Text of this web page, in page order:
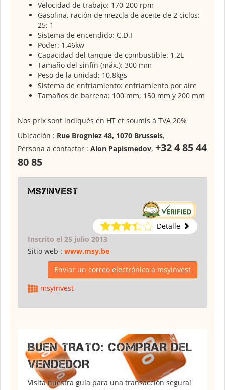
Velocidad de trabajo: 170-200 rpm
Gasolina, ración de mezcla de aceite de 2 ciclos:
25: 1
Sistema de encendido: C.D.I
Poder: 1.46kw
Capacidad del tanque de combustible: 1.2L
Tamaño del sinfín (máx.): 300 mm
Peso de la unidad: 10.8kgs
Sistema de enfriamiento: enfriamiento por aire
Tamaños de barrena: 100 mm, 150 mm y 200 mm
Nos prix sont indiqués en HT et soumis à TVA 20%
Ubicación : Rue Brogniez 48, 1070 Brussels,
Persona a contactar : Alon Papismedov, +32 4 85 44
80 85
msyinvest
Detalle
Inscrito el 25 julio 2013
Sitio web : www.msy.be
Enviar un correo electrónico a msyinvest
msyinvest
BUEN TRATO: COMPRAR DEL
VENDEDOR
Visita nuestra guía para una transacción segura!